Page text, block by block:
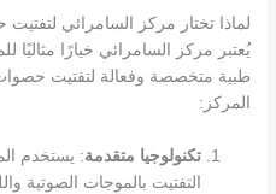
لماذا تختار مركز السامرائي
يُعتبر مركز السامرائي خيارًا
طبية متخصصة وفعالة لتفتيت حصوات
المركز:
تكنولوجيا متقدمة: يستخدم
التفتيت بالموجات الصوتية